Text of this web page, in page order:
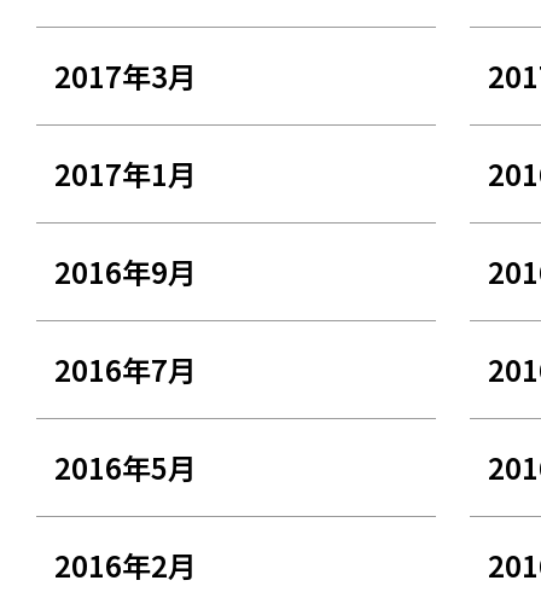
2017年3月
2017年1月
2016年9月
2016年7月
2016年5月
2016年2月